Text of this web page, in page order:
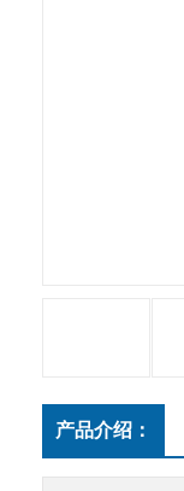
产品介绍：